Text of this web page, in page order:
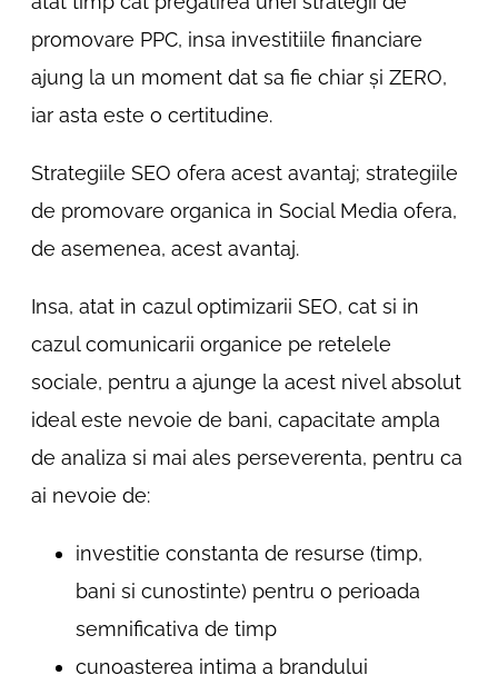
promovare PPC, insa investitiile financiare
ajung la un moment dat sa fie chiar și ZERO,
iar asta este o certitudine.
Strategiile SEO ofera acest avantaj; strategiile
de promovare organica in Social Media ofera,
de asemenea, acest avantaj.
Insa, atat in cazul optimizarii SEO, cat si in
cazul comunicarii organice pe retelele
sociale, pentru a ajunge la acest nivel absolut
ideal este nevoie de bani, capacitate ampla
de analiza si mai ales perseverenta, pentru ca
ai nevoie de:
investitie constanta de resurse (timp,
bani si cunostinte) pentru o perioada
semnificativa de timp
cunoasterea intima a brandului